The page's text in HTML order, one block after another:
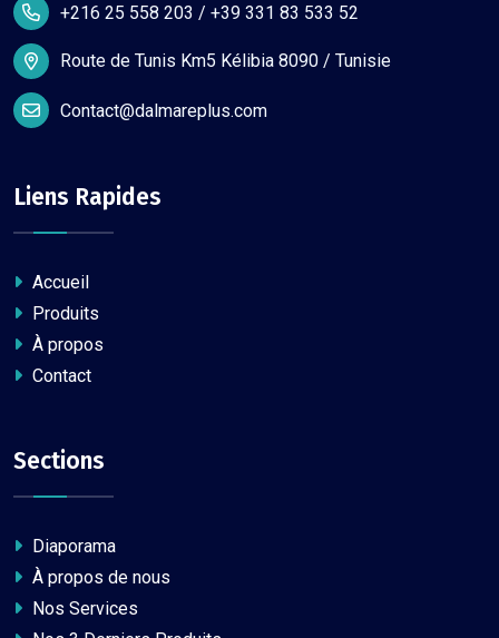
+216 25 558 203 / +39 331 83 533 52
Route de Tunis Km5 Kélibia 8090 / Tunisie
Contact@dalmareplus.com
Liens Rapides
Accueil
Produits
À propos
Contact
Sections
Diaporama
À propos de nous
Nos Services